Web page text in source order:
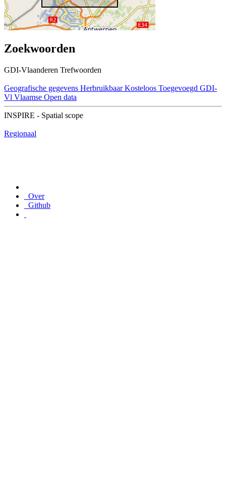
Zoekwoorden
GDI-Vlaanderen Trefwoorden
Geografische gegevens Herbruikbaar Kosteloos Toegevoegd GDI-
Vl Vlaamse Open data
INSPIRE - Spatial scope
Regionaal
Over
Github